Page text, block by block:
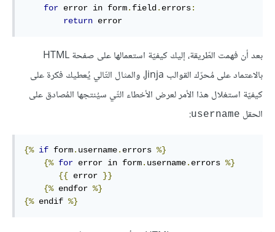
for error in form. field. errors:
return error
بعد أن فهمت الطّريقة، إليك كيفيّة استعمالها على صفحة HTML
بالاعتماد على مُحرّك القوالب Jinja، والمثال التّالي يُعطيك فكرة على
كيفيّة استغلال هذا الأمر لعرض الأخطاء التّي سيُنتجها المُصادق على
الحقل username
:
{% if form. username. errors %}
{% for error in form. username. errors %}
{{ error }}
{% endfor %}
{% endif %}